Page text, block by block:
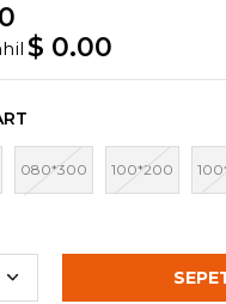
$ 0.00
080*300 100*200